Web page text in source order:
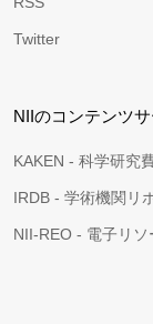
Twitter
NIIのコンテンツ
KAKEN - 科学研究
IRDB - 学術機関リ
NII-REO - 電子リソ